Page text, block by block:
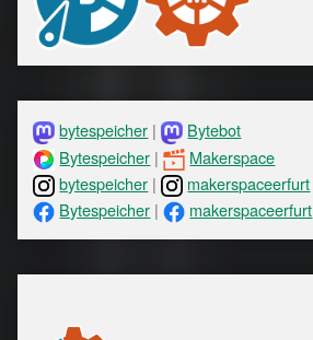
bytespeicher |
Bytebot
Bytespeicher |
Makerspace
bytespeicher |
makerspaceerfurt
Bytespeicher | makerspaceerfurt